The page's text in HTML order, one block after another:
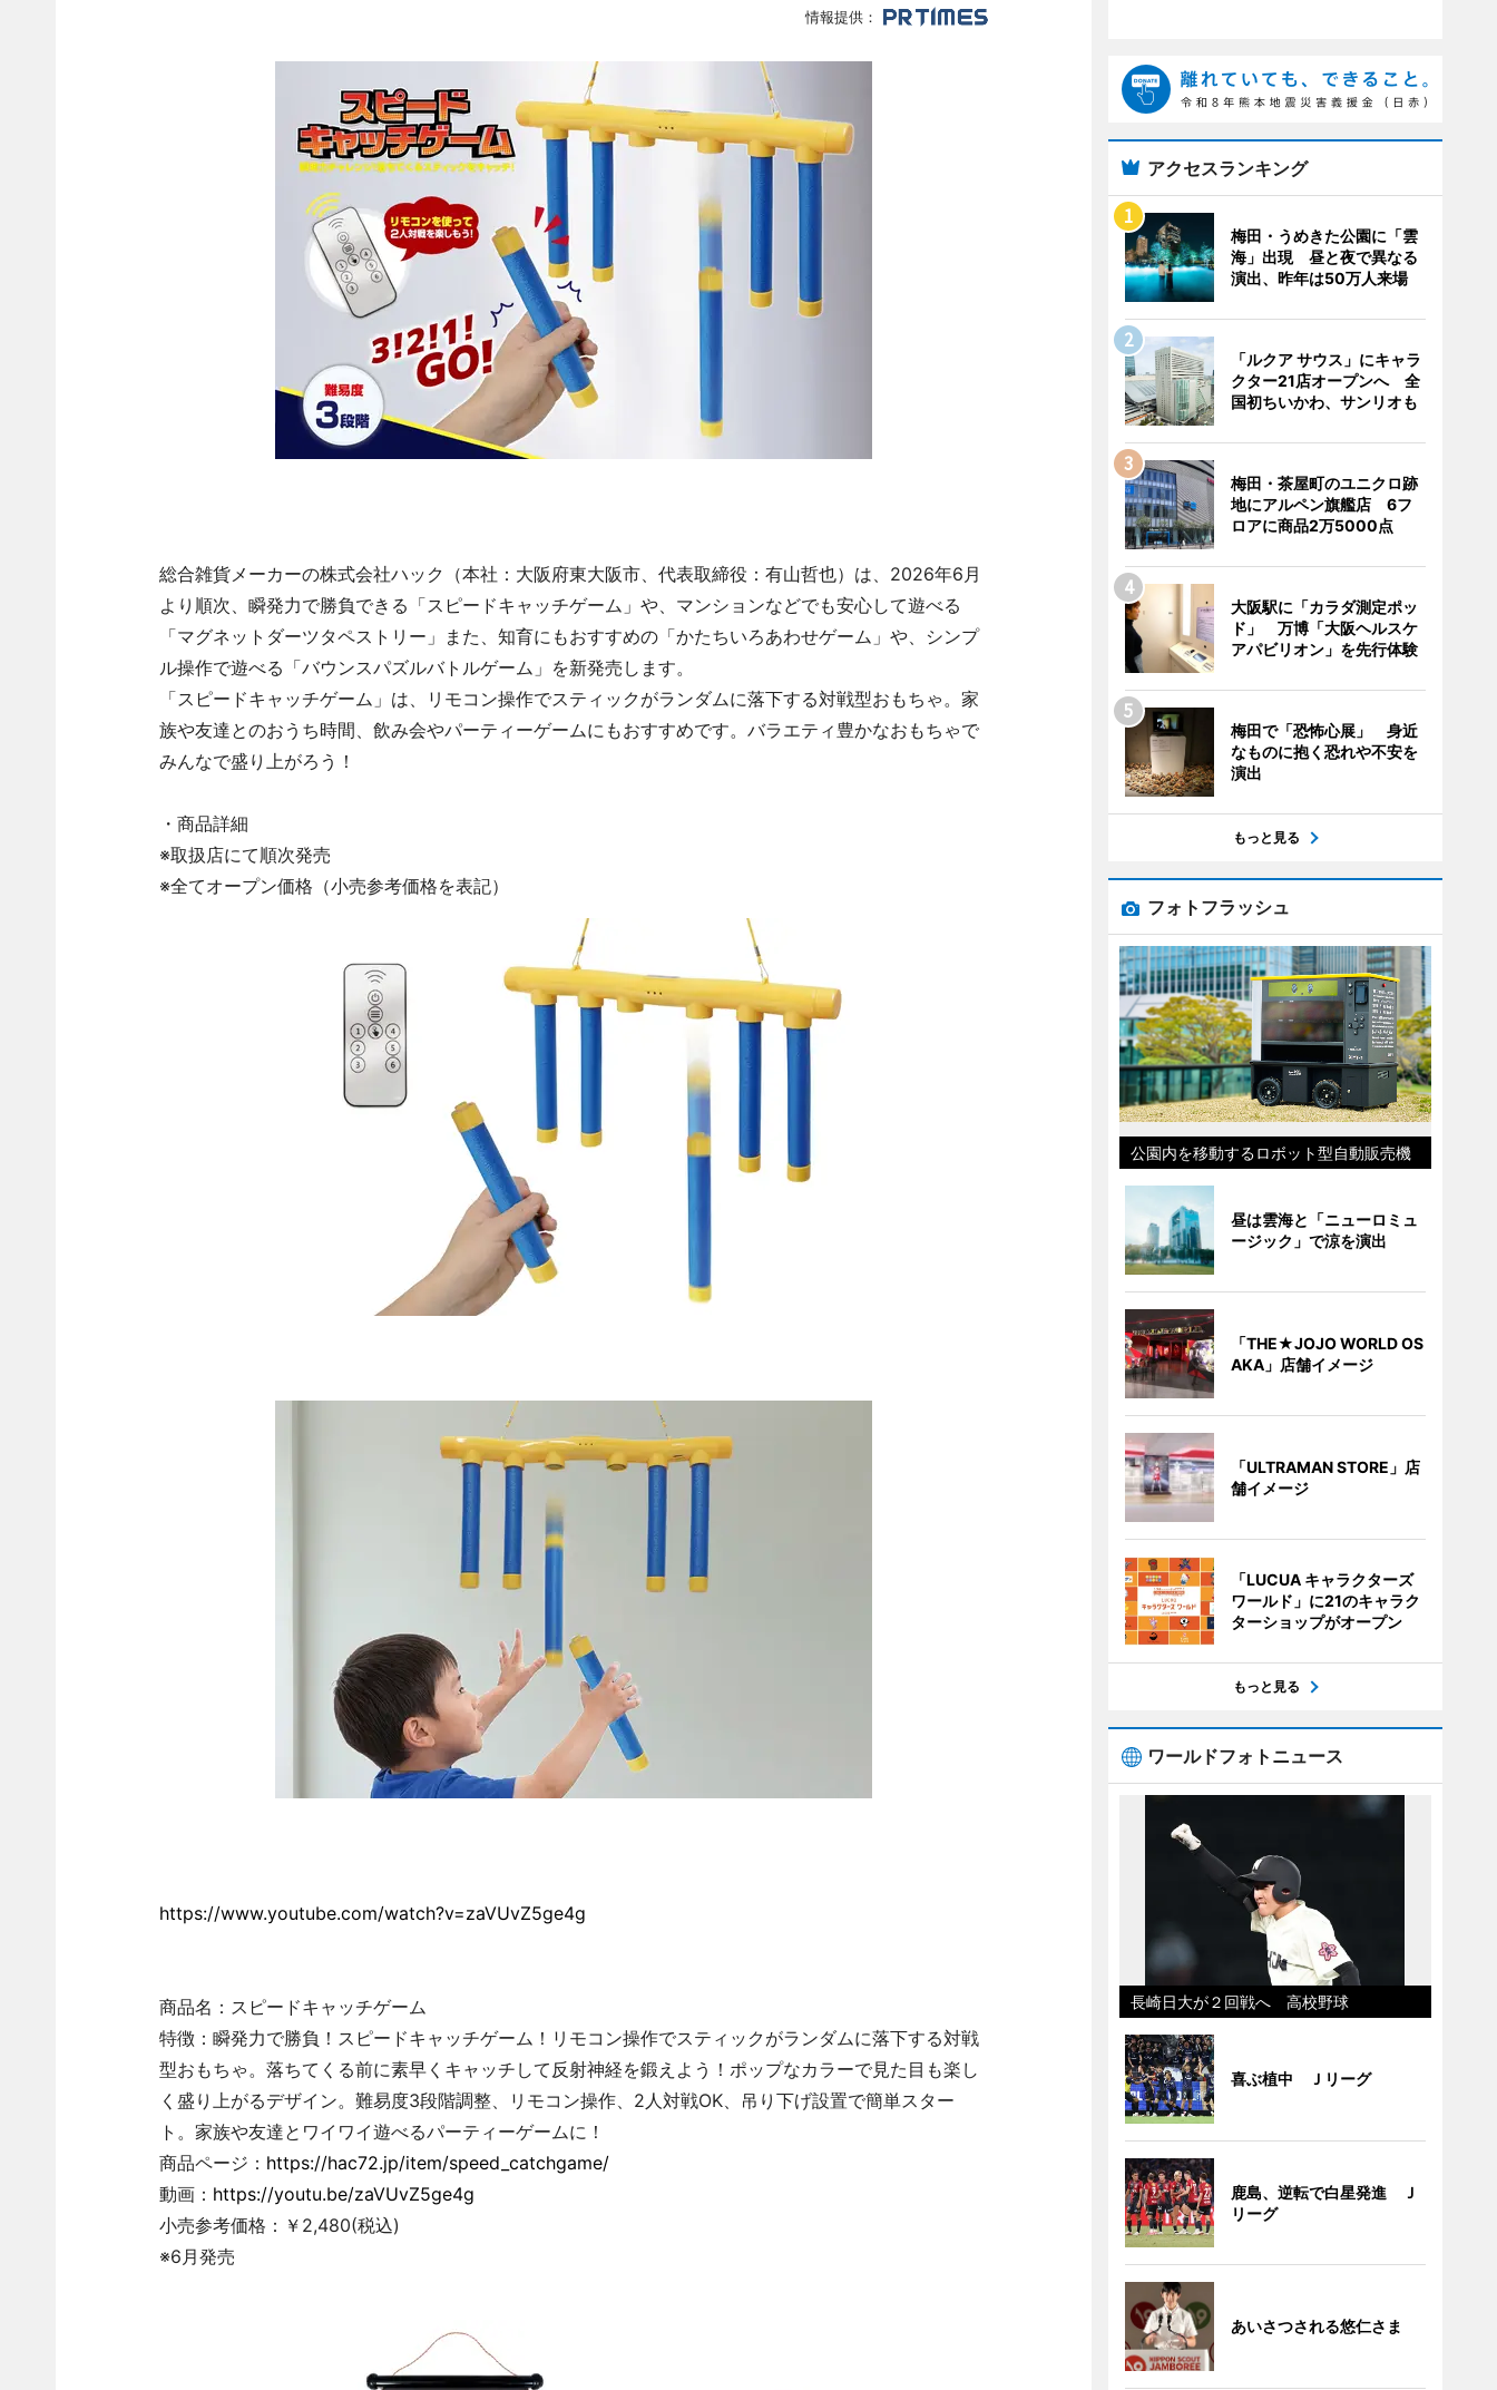
情報提供：
総合雑貨メーカーの株式会社ハック（本社：大阪府東大阪市、代表取締役：有山哲也）は、2026年6月
より順次、瞬発力で勝負できる「スピードキャッチゲーム」や、マンションなどでも安心して遊べる
「マグネットダーツタペストリー」また、知育にもおすすめの「かたちいろあわせゲーム」や、シンプ
ル操作で遊べる「バウンスパズルバトルゲーム」を新発売します。
「スピードキャッチゲーム」は、リモコン操作でスティックがランダムに落下する対戦型おもちゃ。家
族や友達とのおうち時間、飲み会やパーティーゲームにもおすすめです。バラエティ豊かなおもちゃで
みんなで盛り上がろう！
・商品詳細
※取扱店にて順次発売
※全てオープン価格（小売参考価格を表記）
https://www.youtube.com/watch?v=zaVUvZ5ge4g
商品名：スピードキャッチゲーム
特徴：瞬発力で勝負！スピードキャッチゲーム！リモコン操作でスティックがランダムに落下する対戦
型おもちゃ。落ちてくる前に素早くキャッチして反射神経を鍛えよう！ポップなカラーで見た目も楽し
く盛り上がるデザイン。難易度3段階調整、リモコン操作、2人対戦OK、吊り下げ設置で簡単スター
ト。家族や友達とワイワイ遊べるパーティーゲームに！
商品ページ： https://hac72.jp/item/speed_catchgame/
動画： https://youtu.be/zaVUvZ5ge4g
小売参考価格：￥2,480(税込)
※6月発売
アクセスランキング
梅田・うめきた公園に「雲
海」出現 昼と夜で異なる
演出、昨年は50万人来場
「ルクア サウス」にキャラ
クター21店オープンへ 全
国初ちいかわ、サンリオも
梅田・茶屋町のユニクロ跡
地にアルペン旗艦店 6フ
ロアに商品2万5000点
大阪駅に「カラダ測定ポッ
ド」 万博「大阪ヘルスケ
アパビリオン」を先行体験
梅田で「恐怖心展」 身近
なものに抱く恐れや不安を
演出
もっと見る
フォトフラッシュ
公園内を移動するロボット型自動販売機
昼は雲海と「ニューロミュ
ージック」で涼を演出
「THE★JOJO WORLD OS
AKA」店舗イメージ
「ULTRAMAN STORE」店
舗イメージ
「LUCUA キャラクターズ
ワールド」に21のキャラク
ターショップがオープン
もっと見る
ワールドフォトニュース
長崎日大が２回戦へ 高校野球
喜ぶ植中 Ｊリーグ
鹿島、逆転で白星発進 Ｊ
リーグ
あいさつされる悠仁さま